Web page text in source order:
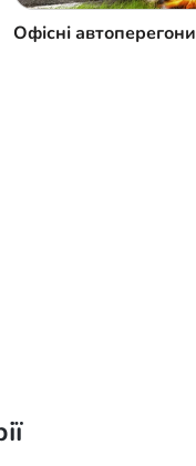
Офісні автоперегони